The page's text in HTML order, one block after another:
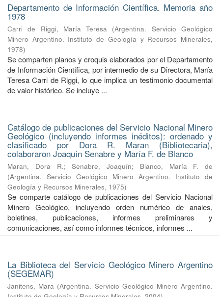
Departamento de Información Científica. Memoria año
1978
Carri de Riggi, María Teresa (Argentina. Servicio Geológico
Minero Argentino. Instituto de Geología y Recursos Minerales,
1978)
Se comparten planos y croquis elaborados por el Departamento
de Información Científica, por intermedio de su Directora, María
Teresa Carri de Riggi, lo que implica un testimonio documental
de valor histórico. Se incluye ...
Catálogo de publicaciones del Servicio Nacional Minero
Geológico (incluyendo informes inéditos): ordenado y
clasificado por Dora R. Maran (Bibliotecaria),
colaboraron Joaquín Senabre y María F. de Blanco
Maran, Dora R.;Senabre, Joaquín; Blanco, María F. de
(Argentina. Servicio Geológico Minero Argentino. Instituto de
Geología y Recursos Minerales, 1975)
Se comparte catálogo de publicaciones del Servicio Nacional
Minero Geológico, incluyendo orden numérico de anales,
boletines, publicaciones, informes preliminares y
comunicaciones, así como informes técnicos, informes ...
La Biblioteca del Servicio Geológico Minero Argentino
(SEGEMAR)
Janitens, Mara (Argentina. Servicio Geológico Minero Argentino.